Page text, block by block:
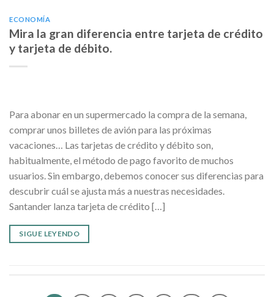
ECONOMÍA
Mira la gran diferencia entre tarjeta de crédito
y tarjeta de débito.
Para abonar en un supermercado la compra de la semana,
comprar unos billetes de avión para las próximas
vacaciones… Las tarjetas de crédito y débito son,
habitualmente, el método de pago favorito de muchos
usuarios. Sin embargo, debemos conocer sus diferencias para
descubrir cuál se ajusta más a nuestras necesidades.
Santander lanza tarjeta de crédito […]
SIGUE LEYENDO